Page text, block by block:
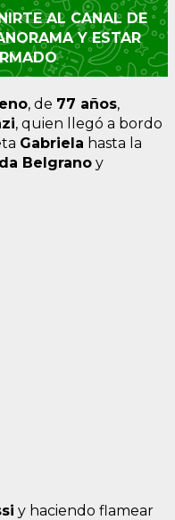
AL CANAL DE
Y ESTAR
, de 77 años,
, quien llegó a bordo
Gabriela hasta la
Belgrano y
y haciendo flamear